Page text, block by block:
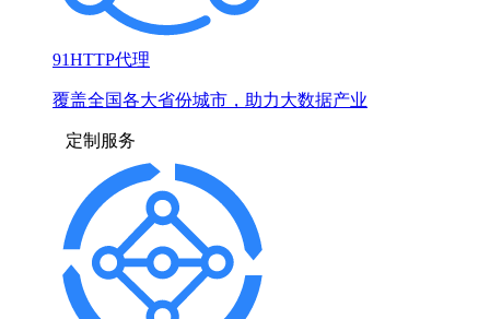
91HTTP代理
覆盖全国各大省份城市，助力大数据产业
定制服务